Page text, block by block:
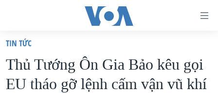
truy
cập
Tới
VIỆT NAM
HOA KỲ
TIN TỨC
Thủ Tướng Ôn Gia Bảo kêu gọi
EU tháo gỡ lệnh cấm vận vũ khí